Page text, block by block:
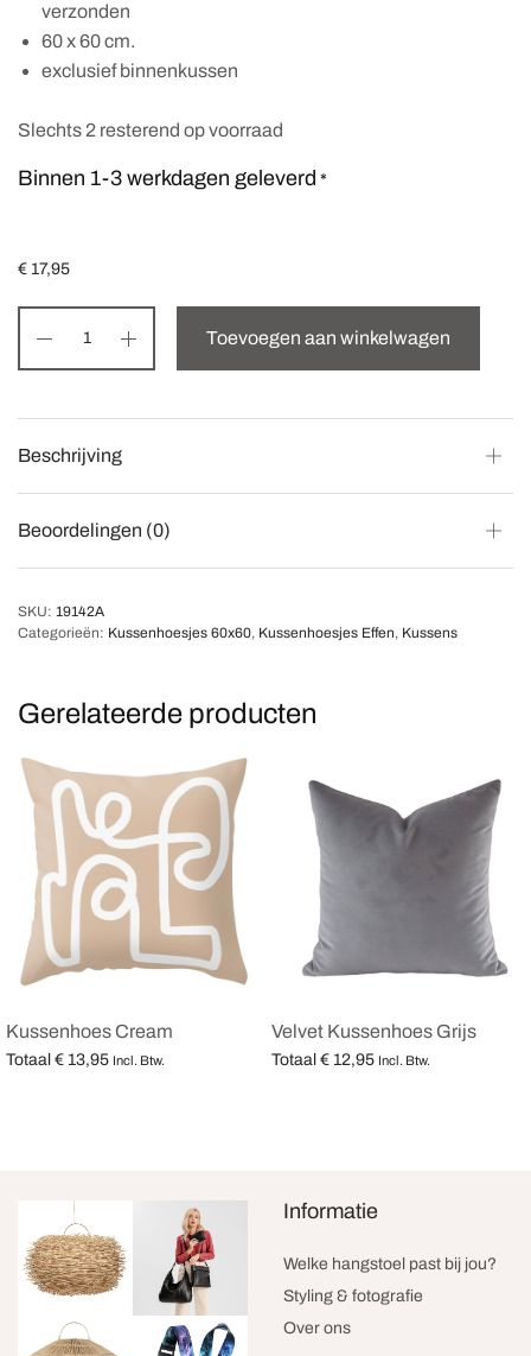
verzonden
60 x 60 cm.
exclusief binnenkussen
Slechts 2 resterend op voorraad
Binnen 1-3 werkdagen geleverd *
€ 17,95
Toevoegen aan winkelwagen
Beschrijving
Beoordelingen (0)
SKU: 19142A
Categorieën: Kussenhoesjes 60x60, Kussenhoesjes Effen, Kussens
Gerelateerde producten
Kussenhoes Cream
Totaal € 13,95 Incl. Btw.
Velvet Kussenhoes Grijs
Totaal € 12,95 Incl. Btw.
Informatie
Welke hangstoel past bij jou?
Styling & fotografie
Over ons